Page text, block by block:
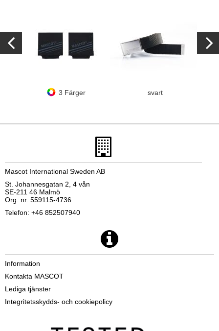
3 Färger svart
Mascot International Sweden AB
St. Johannesgatan 2, 4 vån
SE-211 46 Malmö
Org. nr. 559115-4736
Telefon: +46 852507940
Information
Kontakta MASCOT
Lediga tjänster
Integritetsskydds- och cookiepolicy